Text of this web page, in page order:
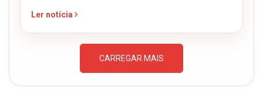
Ler notícia
CARREGAR MAIS